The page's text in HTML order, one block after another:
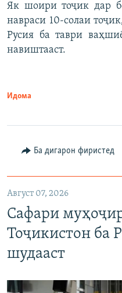
Як шоири тоҷик дар
навраси 10-солаи
Русия ба таври
навиштааст.
Идома
Ба дигарон фиристед
Август 07, 2026
Сафари
Тоҷикистон ба
шудааст